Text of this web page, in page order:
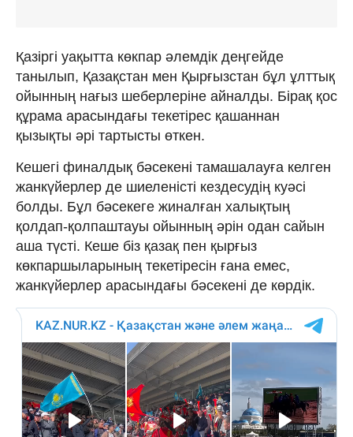
Қазіргі уақытта көкпар әлемдік деңгейде
танылып, Қазақстан мен Қырғызстан бұл ұлттық
ойынның нағыз шеберлеріне айналды. Бірақ қос
құрама арасындағы текетірес қашаннан
қызықты әрі тартысты өткен.
Кешегі финалдық бәсекені тамашалауға келген
жанкүйерлер де шиеленісті кездесудің куәсі
болды. Бұл бәсекеге жиналған халықтың
қолдап-қолпаштауы ойынның әрін одан сайын
аша түсті. Кеше біз қазақ пен қырғыз
көкпаршыларының текетіресін ғана емес,
жанкүйерлер арасындағы бәсекені де көрдік.